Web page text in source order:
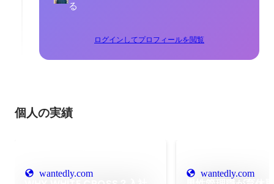
る
ログインしてプロフィールを閲覧
個人の実績
wantedly.com wantedly.com